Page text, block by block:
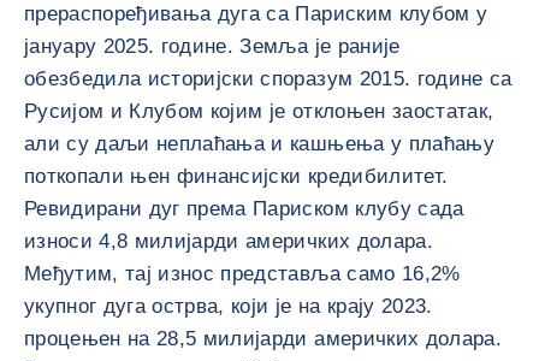
прераспоређивања дуга са Париским клубом у
јануару 2025. године. Земља је раније
обезбедила историјски споразум 2015. године са
Русијом и Клубом којим је отклоњен заостатак,
али су даљи неплаћања и кашњења у плаћању
поткопали њен финансијски кредибилитет.
Ревидирани дуг према Париском клубу сада
износи 4,8 милијарди америчких долара.
Међутим, тај износ представља само 16,2%
укупног дуга острва, који је на крају 2023.
процењен на 28,5 милијарди америчких долара.